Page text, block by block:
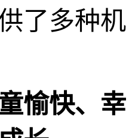
了多种机
愉快、幸